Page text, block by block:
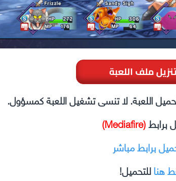
ملف اللعبة
تحميل اللعبة. لا تنسى تشغيل اللعبة كمسؤول.
برابط(Mediafire)
برابط مباشر
هناللتحميل!